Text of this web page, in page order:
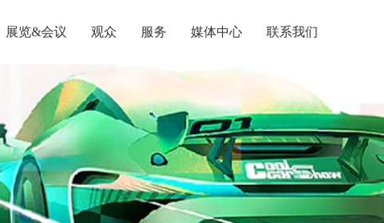
展览&会议 观众 服务 媒体中心 联系我们